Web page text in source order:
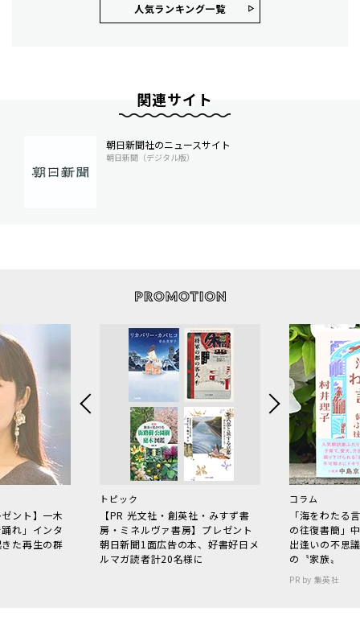
人気ランキング⼀覧
関連サイト
朝日新聞社のニュースサイト
朝日新聞（デジタル版）
ント】一木
れ」インタ
た再生の群
トピック
【PR 光文社・創英社・みすず書
房・ミネルヴァ書房】プレゼント
朝日新聞1面広告の本、好書好日メ
ルマガ読者計20名様に
コラム
「海をわた
の往復書簡」
出逢いの不思
の〝家族〟
PR by 集英社